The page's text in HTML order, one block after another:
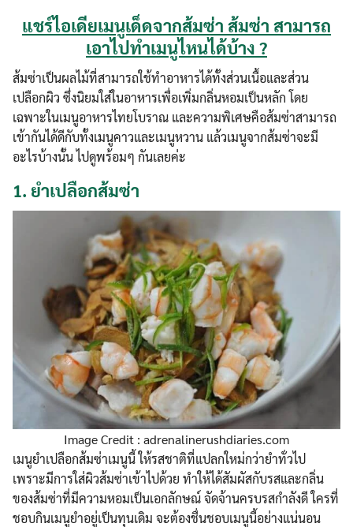
แชร์ไอเดียเมนูเด็ดจากส้มซ่า ส้มซ่า สามารถ
เอาไปทำเมนูไหนได้บ้าง ?
ส้มซ่าเป็นผลไม้ที่สามารถใช้ทำอาหารได้ทั้งส่วนเนื้อและส่วน
เปลือกผิว ซึ่งนิยมใส่ในอาหารเพื่อเพิ่มกลิ่นหอมเป็นหลัก โดย
เฉพาะในเมนูอาหารไทยโบราณ และความพิเศษคือส้มซ่าสามารถ
เข้ากันได้ดีกับทั้งเมนูคาวและเมนูหวาน แล้วเมนูจากส้มซ่าจะมี
อะไรบ้างนั้น ไปดูพร้อมๆ กันเลยค่ะ
1. ยำเปลือกส้มซ่า
Image Credit : adrenalinerushdiaries.com
เมนูยำเปลือกส้มซ่าเมนูนี้ ให้รสชาติที่แปลกใหม่กว่ายำทั่วไป
เพราะมีการใส่ผิวส้มซ่าเข้าไปด้วย ทำให้ได้สัมผัสกับรสและกลิ่น
ของส้มซ่าที่มีความหอมเป็นเอกลักษณ์ จัดจ้านครบรสกำลังดี ใครที่
ชอบกินเมนูยำอยู่เป็นทุนเดิม จะต้องชื่นชอบเมนูนี้อย่างแน่นอน